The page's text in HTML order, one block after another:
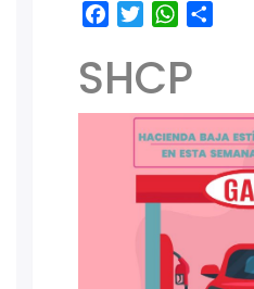
Facebook
Twitter
SHCP